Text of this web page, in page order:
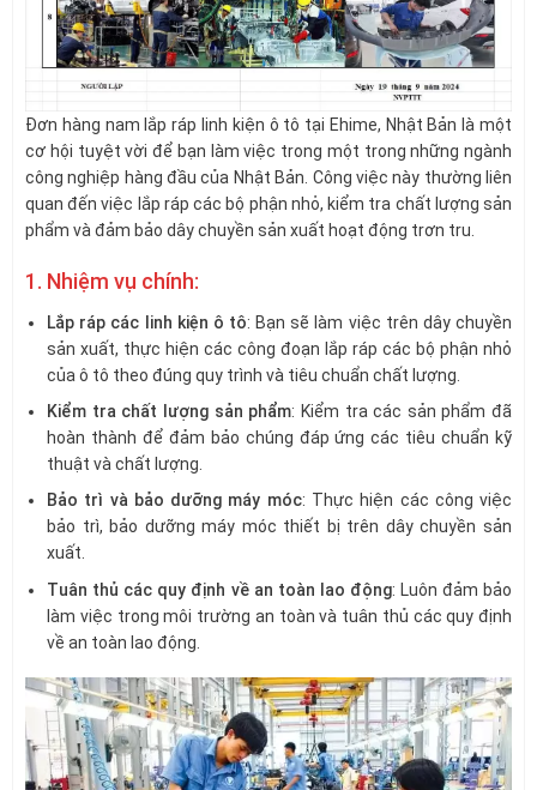
Đơn hàng nam lắp ráp linh kiện ô tô tại Ehime, Nhật Bản là một
cơ hội tuyệt vời để bạn làm việc trong một trong những ngành
công nghiệp hàng đầu của Nhật Bản. Công việc này thường liên
quan đến việc lắp ráp các bộ phận nhỏ, kiểm tra chất lượng sản
phẩm và đảm bảo dây chuyền sản xuất hoạt động trơn tru.
1. Nhiệm vụ chính:
Lắp ráp các linh kiện ô tô: Bạn sẽ làm việc trên dây chuyền
sản xuất, thực hiện các công đoạn lắp ráp các bộ phận nhỏ
của ô tô theo đúng quy trình và tiêu chuẩn chất lượng.
Kiểm tra chất lượng sản phẩm: Kiểm tra các sản phẩm đã
hoàn thành để đảm bảo chúng đáp ứng các tiêu chuẩn kỹ
thuật và chất lượng.
Bảo trì và bảo dưỡng máy móc: Thực hiện các công việc
bảo trì, bảo dưỡng máy móc thiết bị trên dây chuyền sản
xuất.
Tuân thủ các quy định về an toàn lao động: Luôn đảm bảo
làm việc trong môi trường an toàn và tuân thủ các quy định
về an toàn lao động.